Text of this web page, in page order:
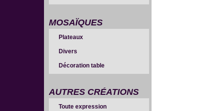
MOSAÏQUES
Plateaux
Divers
Décoration table
AUTRES CRÉATIONS
Toute expression